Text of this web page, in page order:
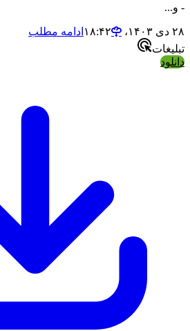
- و...
۲۸ دی ۱۴۰۳،‏ ۱۸:۴۲
ادامه مطلب
تبلیغات
دانلود